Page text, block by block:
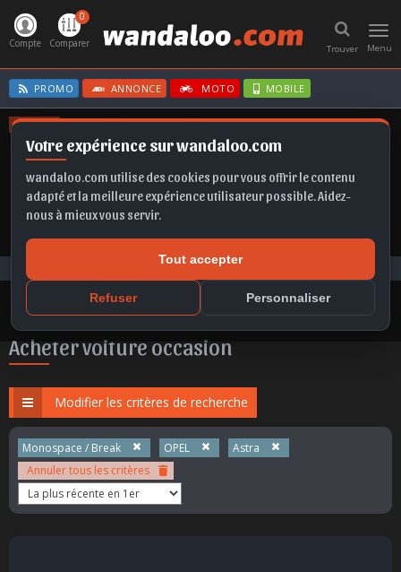
Votre expérience sur wandaloo.com
wandaloo.com utilise des cookies pour vous offrir le contenu
adapté et la meilleure expérience utilisateur possible. Aidez-
nous à mieux vous servir.
Tout accepter
Refuser Personnaliser
Menu
Trouver
Compte
0
Comparer
PROMO ANNONCE MOTO MOBILE
OFFRES
KAMIQ SCALA
Voiture Occasion Maroc Acheter Opel Astra occasion au Maroc
Acheter voiture occasion
Modifier les critères de recherche
Monospace / Break OPEL
Astra
Annuler tous les critères